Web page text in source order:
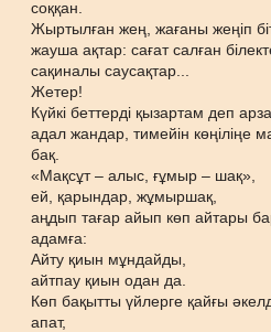
соққан.
Жыртылған жең, жағаны жеңіп
жауша ақтар: сағат салған
сақиналы саусақтар...
Жетер!
Күйкі беттерді қызартам деп
адал жандар, тимейін көңіліңе
бақ.
«Мақсұт – алыс, ғұмыр – шақ»,
ей, қарындар, жұмыршақ,
аңдып тағар айып көп айтары
адамға:
Айту қиын мұндайды,
айтпау қиын одан да.
Көп бақытты үйлерге қайғы
апат,